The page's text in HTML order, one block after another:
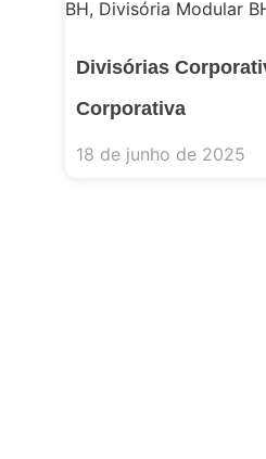
Divisórias
Corporativa
18 de junho de 2025